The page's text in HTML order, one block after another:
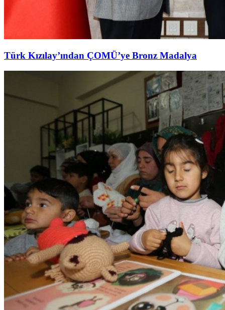
Türk Kızılay’ından ÇOMÜ’ye Bronz Madalya